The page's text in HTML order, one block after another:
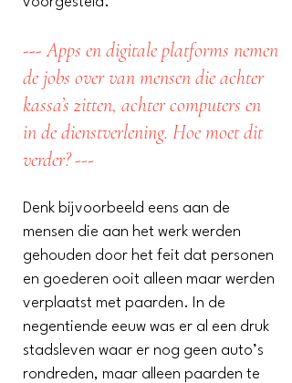
--- Apps en digitale platforms nemen
de jobs over van mensen die achter
kassa’s zitten, achter computers en
in de dienstverlening. Hoe moet dit
verder? ---
Denk bijvoorbeeld eens aan de
mensen die aan het werk werden
gehouden door het feit dat personen
en goederen ooit alleen maar werden
verplaatst met paarden. In de
negentiende eeuw was er al een druk
stadsleven waar er nog geen auto’s
rondreden, maar alleen paarden te